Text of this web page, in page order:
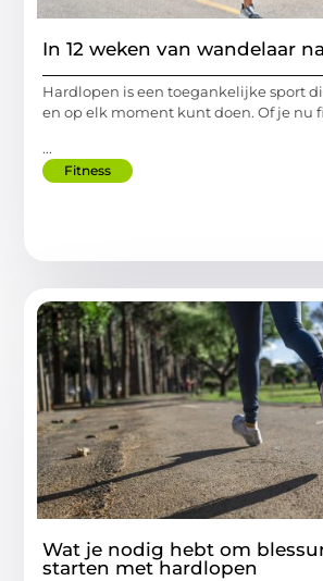
In 12 weken van wandelaar
Hardlopen is een toegankelijke sport
en op elk moment kunt doen. Of je nu
...
Fitness
Wat je nodig hebt om
starten met hardlopen